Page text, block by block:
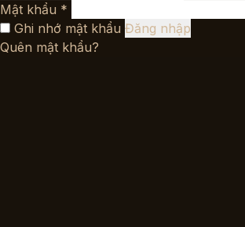
Mật khẩu *
buộc
Ghi nhớ mật khẩu Đăng nhập
Quên mật khẩu?